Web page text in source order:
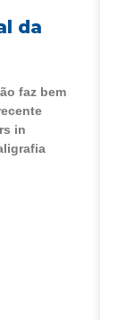
da
faz bem
in